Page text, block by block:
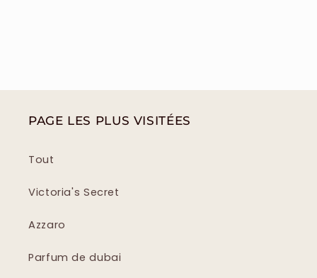
PAGE LES PLUS VISITÉES
Tout
Victoria's Secret
Azzaro
Parfum de dubai